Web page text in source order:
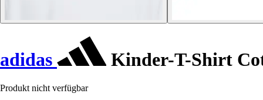
adidas Kinder-T-Shirt
Produkt nicht verfügbar